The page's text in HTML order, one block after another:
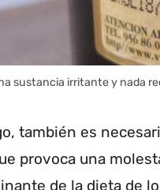
sustancia irritante y nada
también es
provoca una
de la dieta de